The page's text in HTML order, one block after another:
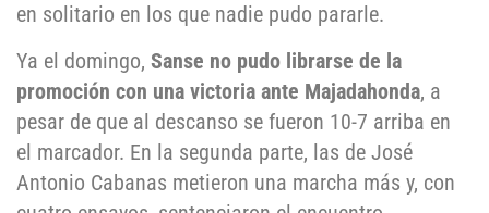
en solitario en los que nadie pudo pararle.
Ya el domingo, Sanse no pudo librarse de la
promoción con una victoria ante Majadahonda, a
pesar de que al descanso se fueron 10-7 arriba en
el marcador. En la segunda parte, las de José
Antonio Cabanas metieron una marcha más y, con